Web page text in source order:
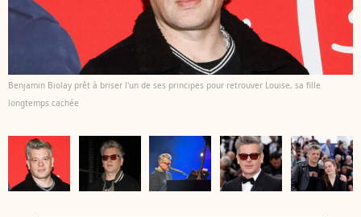
Benjamin Biolay prêt à briser l'un de ses principes pour retrouver Louise, sa fille
longtemps cachée